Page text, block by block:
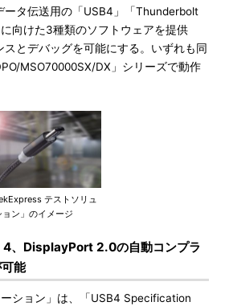
ータ伝送用の「USB4」「Thunderbolt
向けた3種類のソフトウェアを提供
スとデバッグを可能にする。いずれも同
MSO70000SX/DX」シリーズで動作
テストソリュ
ョン」のイメージ
、DisplayPort 2.0の自動コンプラ
能
ション」は、「USB4 Specification